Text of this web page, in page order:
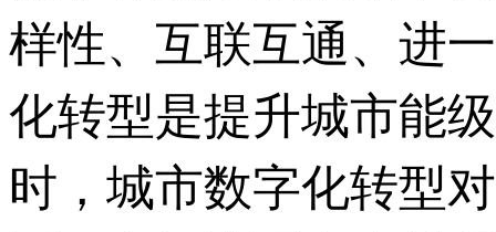
样性、互联互通、进
化转型是提升城市能
时，城市数字化转型